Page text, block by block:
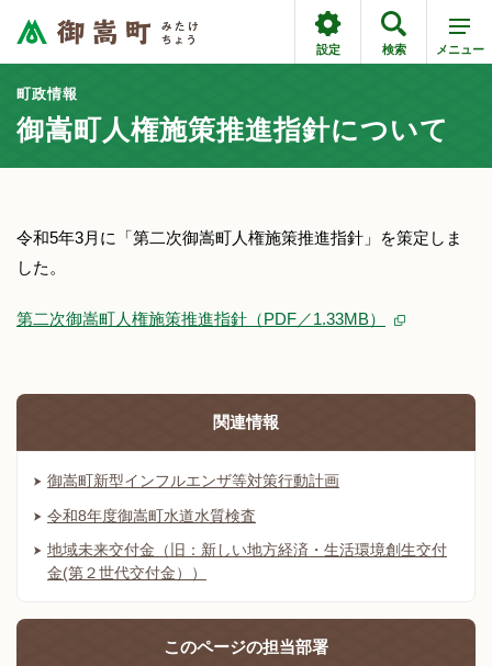
設定 検索 メニュー
町政情報
御嵩町人権施策推進指針について
令和5年3月に「第二次御嵩町人権施策推進指針」を策定しま
した。
第二次御嵩町人権施策推進指針（PDF／1.33MB）
関連情報
御嵩町新型インフルエンザ等対策行動計画
令和8年度御嵩町水道水質検査
地域未来交付金（旧：新しい地方経済・生活環境創生交付
金(第２世代交付金））
このページの担当部署